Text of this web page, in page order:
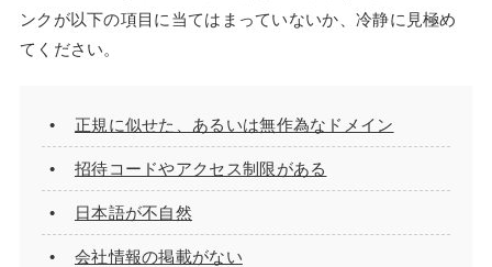
ンクが以下の項目に当てはまっていないか、冷静に見極め
てください。
正規に似せた、あるいは無作為なドメイン
招待コードやアクセス制限がある
日本語が不自然
会社情報の掲載がない